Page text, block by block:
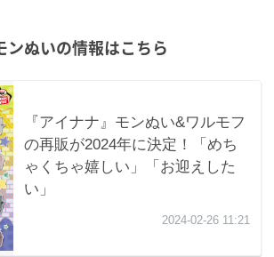
ンぬいの情報はこちら